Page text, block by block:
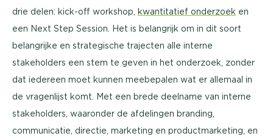
drie delen: kick-off workshop, kwantitatief onderzoek en
een Next Step Session. Het is belangrijk om in dit soort
belangrijke en strategische trajecten alle interne
stakeholders een stem te geven in het onderzoek, zonder
dat iedereen moet kunnen meebepalen wat er allemaal in
de vragenlijst komt. Met een brede deelname van interne
stakeholders, waaronder de afdelingen branding,
communicatie, directie, marketing en productmarketing, en